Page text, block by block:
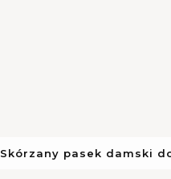
Skórzany pasek damski